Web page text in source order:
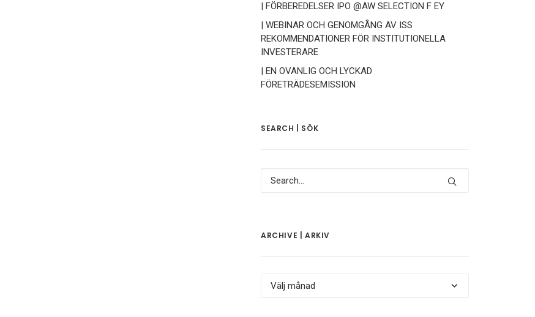
| FÖRBEREDELSER IPO @AW SELECTION F EY
| WEBINAR OCH GENOMGÅNG AV ISS
REKOMMENDATIONER FÖR INSTITUTIONELLA
INVESTERARE
| EN OVANLIG OCH LYCKAD
FÖRETRÄDESEMISSION
SEARCH | SÖK
ARCHIVE | ARKIV
Archive